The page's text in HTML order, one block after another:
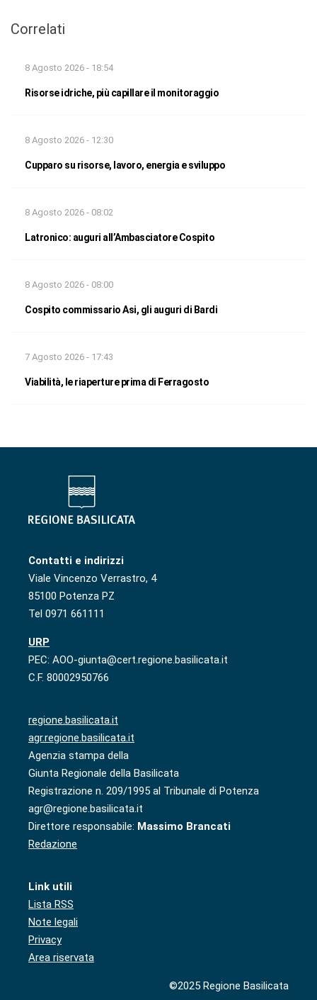
Correlati
8 Agosto 2026 - 18:54
Risorse idriche, più capillare il monitoraggio
8 Agosto 2026 - 12:30
Cupparo su risorse, lavoro, energia e sviluppo
8 Agosto 2026 - 08:02
Latronico: auguri all’Ambasciatore Cospito
8 Agosto 2026 - 08:00
Cospito commissario Asi, gli auguri di Bardi
7 Agosto 2026 - 17:43
Viabilità, le riaperture prima di Ferragosto
Contatti e indirizzi
Viale Vincenzo Verrastro, 4
85100 Potenza PZ
Tel 0971 661111
URP
PEC: AOO-giunta@cert.regione.basilicata.it
C.F. 80002950766
regione.basilicata.it
agr.regione.basilicata.it
Agenzia stampa della
Giunta Regionale della Basilicata
Registrazione n. 209/1995 al Tribunale di Potenza
agr@regione.basilicata.it
Direttore responsabile: Massimo Brancati
Redazione
Link utili
Lista RSS
Note legali
Privacy
Area riservata
©2025 Regione Basilicata